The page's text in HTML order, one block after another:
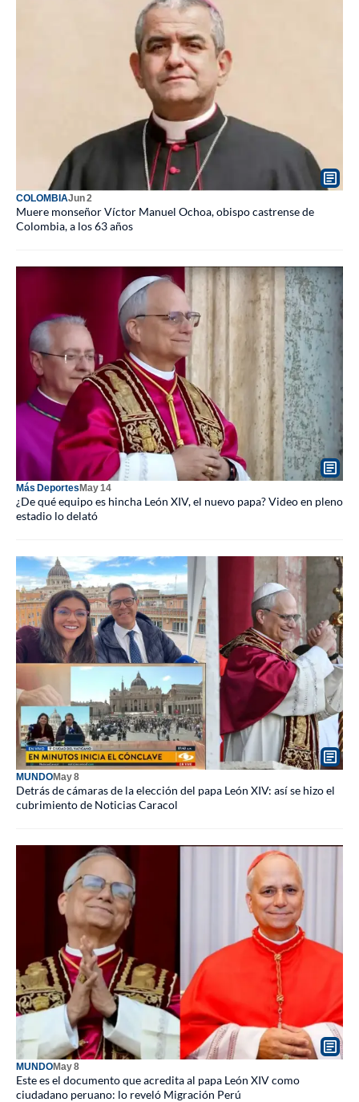
COLOMBIAJun 2
Muere monseñor Víctor Manuel Ochoa, obispo castrense de
Colombia, a los 63 años
Más DeportesMay 14
¿De qué equipo es hincha León XIV, el nuevo papa? Video en pleno
estadio lo delató
MUNDOMay 8
Detrás de cámaras de la elección del papa León XIV: así se hizo el
cubrimiento de Noticias Caracol
MUNDOMay 8
Este es el documento que acredita al papa León XIV como
ciudadano peruano: lo reveló Migración Perú